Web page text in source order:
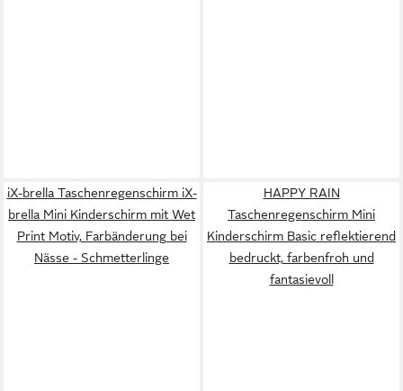
iX-brella Taschenregenschirm iX-
brella Mini Kinderschirm mit Wet
Print Motiv, Farbänderung bei
Nässe - Schmetterlinge
HAPPY RAIN
Taschenregenschirm Mini
Kinderschirm Basic reflektierend
bedruckt, farbenfroh und
fantasievoll